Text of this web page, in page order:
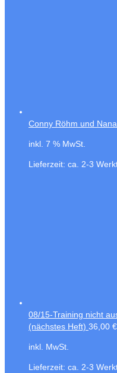
Conny Röhm und
inkl. 7 % MwSt.
Lieferzeit: ca. 2-3
08/15-Training nicht
(nächstes Heft) 36,00 €
inkl. MwSt.
Lieferzeit: ca. 2-3